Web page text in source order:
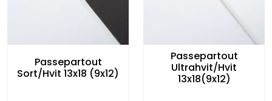
Passepartout
Sort/Hvit 13x18 (9x12)
Passepartout
Ultrahvit/Hvit
13x18(9x12)